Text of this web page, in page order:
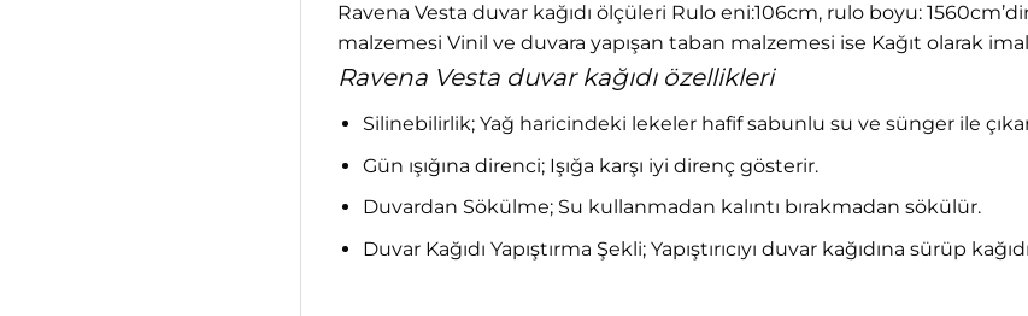
Ravena Vesta duvar kağıdı ölçüleri Rulo eni:106cm, rulo boyu:
malzemesi Vinil ve duvara yapışan taban malzemesi ise Kağıt olarak
Ravena Vesta duvar kağıdı özellikleri
Silinebilirlik; Yağ haricindeki lekeler hafif sabunlu su ve sünger ile
Gün ışığına direnci; Işığa karşı iyi direnç gösterir.
Duvardan Sökülme; Su kullanmadan kalıntı bırakmadan sökülür.
Duvar Kağıdı Yapıştırma Şekli; Yapıştırıcıyı duvar kağıdına sürüp